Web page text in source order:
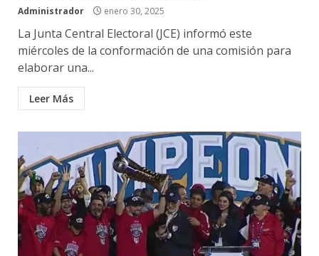
Administrador enero 30, 2025
La Junta Central Electoral (JCE) informó este
miércoles de la conformación de una comisión para
elaborar una...
Leer Más